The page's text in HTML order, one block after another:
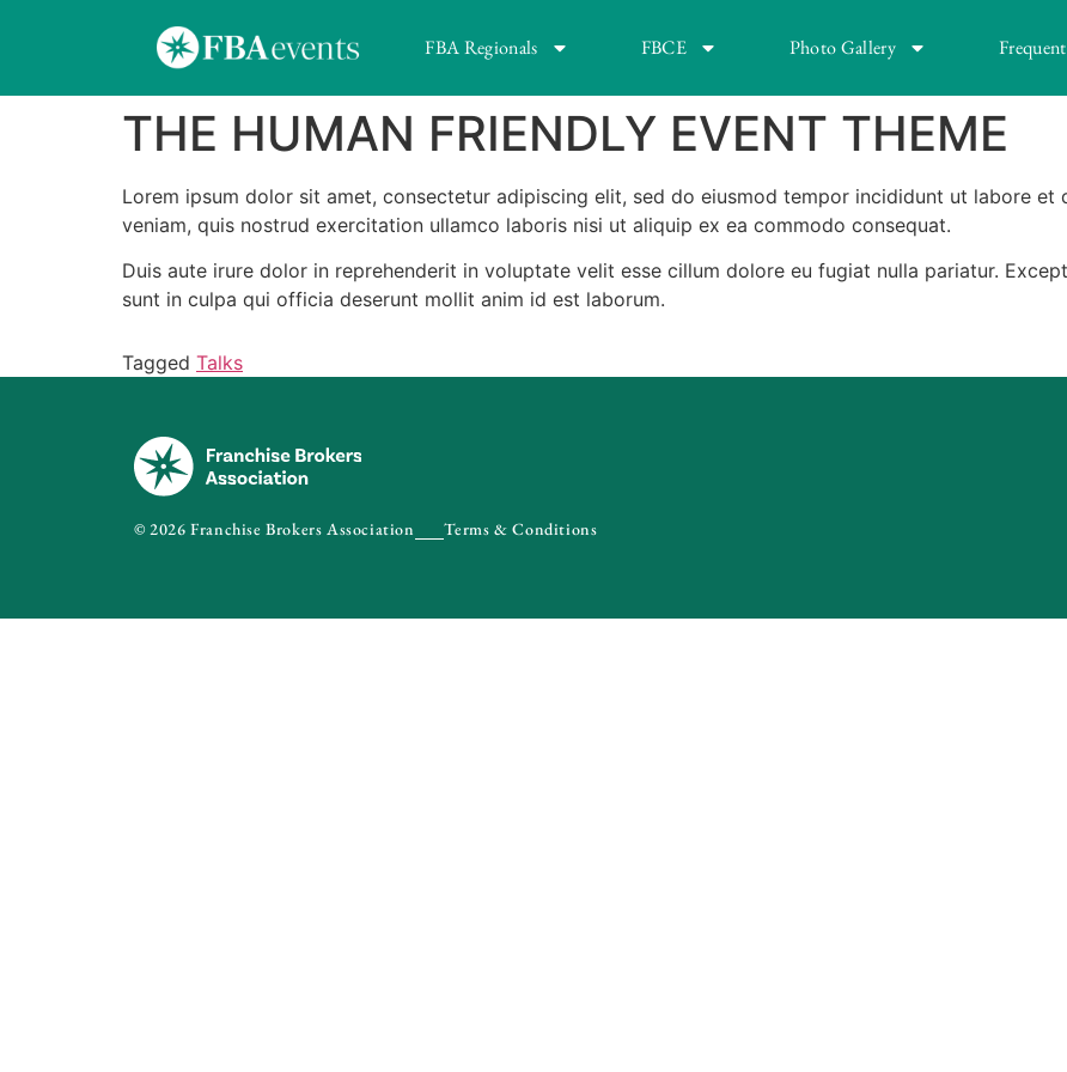
FBA Regionals FBCE Photo Gallery
THE HUMAN FRIENDLY EVENT THEME
Lorem ipsum dolor sit amet, consectetur adipiscing elit, sed do eiusmod tempor incididunt ut labore et
veniam, quis nostrud exercitation ullamco laboris nisi ut aliquip ex ea commodo consequat.
Duis aute irure dolor in reprehenderit in voluptate velit esse cillum dolore eu fugiat nulla pariatur.
sunt in culpa qui officia deserunt mollit anim id est laborum.
Tagged Talks
© 2026 Franchise Brokers Association Terms & Conditions